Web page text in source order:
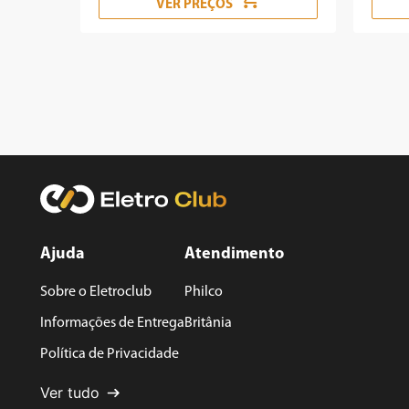
VER PREÇOS
Ajuda
Sobre o Eletroclub
Informações de Entrega
Política de Privacidade
Ver tudo
Atendimento
Philco
Britânia